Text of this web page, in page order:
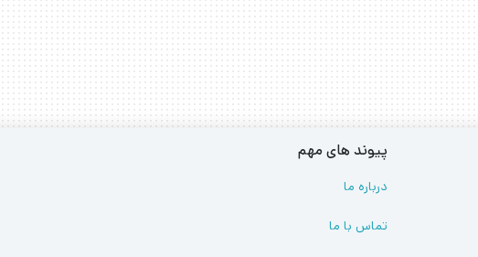
پیوند های مهم
درباره ما
تماس با ما